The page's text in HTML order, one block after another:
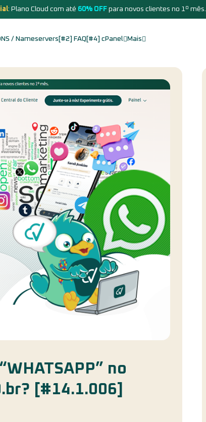
: Plano Cloud com até 60% OFF para novos clientes no 1º mês.
/ Nameservers [#2] FAQ [#4] cPanel Mais
no
[#14.1.006]